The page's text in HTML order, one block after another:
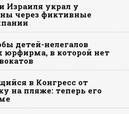
Израиля украл у
через фиктивные
детей-нелегалов
юрфирма, в которой нет
в Конгресс от
на пляже: теперь его